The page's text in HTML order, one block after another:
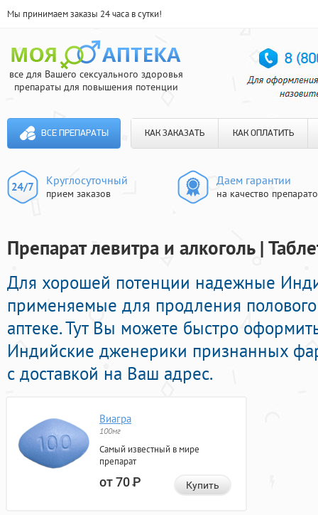
Мы принимаем заказы 24 часа в сутки!
все для Вашего сексуального здоровья
препараты для повышения потенции
ВСЕ ПРЕПАРАТЫ КАК ЗАКАЗАТЬ КАК ОПЛАТИТЬ
Круглосуточный
прием заказов
Даем гарантии
на качество
Препарат левитра и алкоголь |
Для хорошей потенции надежные
применяемые для продления
аптеке. Тут Вы можете быстро
Индийские дженерики признанных
с доставкой на Ваш адрес.
Виагра
100мг
Самый известный в мире
препарат
от 70Р Купить